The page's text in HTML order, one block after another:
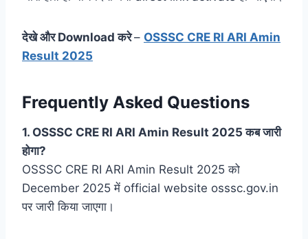
देखेऔरDownload करे – OSSSC CRE RI ARI Amin
Result 2025
Frequently Asked Questions
1. OSSSC CRE RI ARI Amin Result 2025 कब जारी
होगा?
OSSSC CRE RI ARI Amin Result 2025 को
December 2025 में official website osssc.gov.in
पर जारी किया जाएगा।